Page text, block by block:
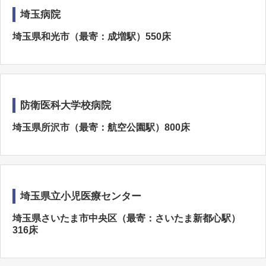
埼玉病院
埼玉県和光市（最寄：成増駅）550床
防衛医科大学校病院
埼玉県所沢市（最寄：航空公園駅）800床
埼玉県立小児医療センター
埼玉県さいたま市中央区（最寄：さいたま新都心駅）
316床